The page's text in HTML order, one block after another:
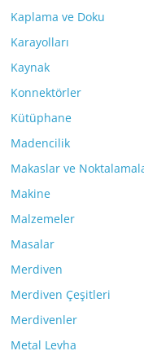
Kaplama ve Doku
Karayolları
Kaynak
Konnektörler
Kütüphane
Madencilik
Makaslar ve
Makine
Malzemeler
Masalar
Merdiven
Merdiven Çeşitleri
Merdivenler
Metal Levha